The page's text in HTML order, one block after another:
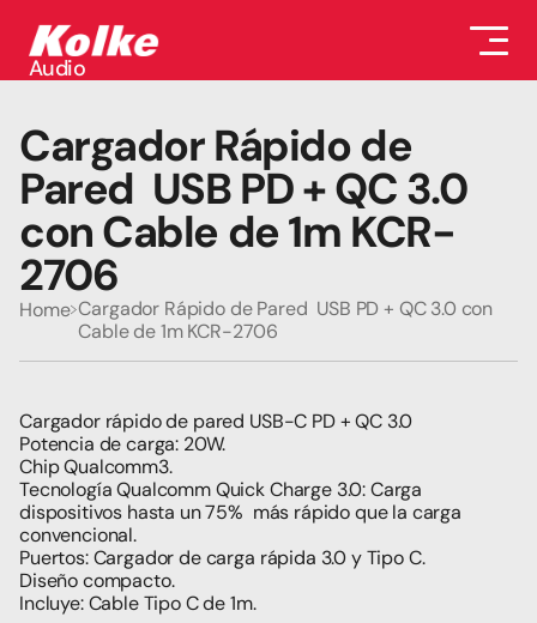
Audio
Auriculares
Conectividad
Gaming
Seguridad
Perifericos
Televisores
Tabletas
Cargador Rápido de
Pared  USB PD + QC 3.0
con Cable de 1m KCR-
2706
Home Cargador Rápido de Pared  USB PD + QC 3.0 con
Cable de 1m KCR-2706
Cargador rápido de pared USB-C PD + QC 3.0
Potencia de carga: 20W.
Chip Qualcomm3.
Tecnología Qualcomm Quick Charge 3.0: Carga
dispositivos hasta un 75%  más rápido que la carga
convencional.
Puertos: Cargador de carga rápida 3.0 y Tipo C.
Diseño compacto.
Incluye: Cable Tipo C de 1m.